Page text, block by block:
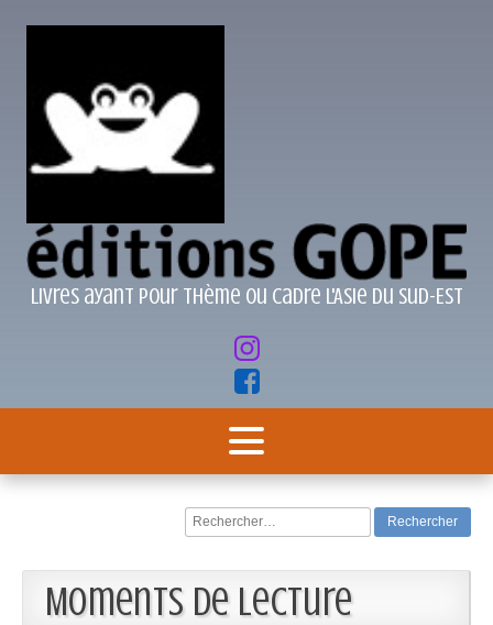
Livres ayant pour thème ou cadre l'Asie du Sud-Est
Rechercher :
Moments de lecture